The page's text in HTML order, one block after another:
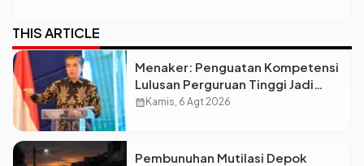
THIS ARTICLE
Menaker: Penguatan Kompetensi
Lulusan Perguruan Tinggi Jadi
Kunci Menjawab Kebutuhan Dunia
calendar_month Kamis, 6 Agt 2026
Pembunuhan Mutilasi Depok